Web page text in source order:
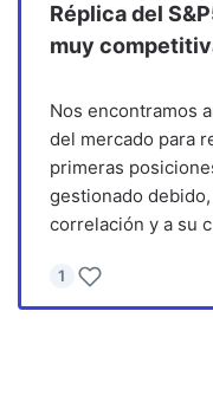
Réplica del
muy
Nos encontramos
del mercado para
primeras
gestionado
correlación y a su c
1